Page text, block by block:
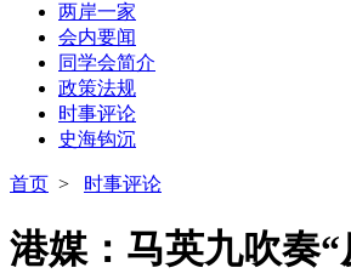
两岸一家
会内要闻
同学会简介
政策法规
时事评论
史海钩沉
首页 > 时事评论
港媒：马英九吹奏“